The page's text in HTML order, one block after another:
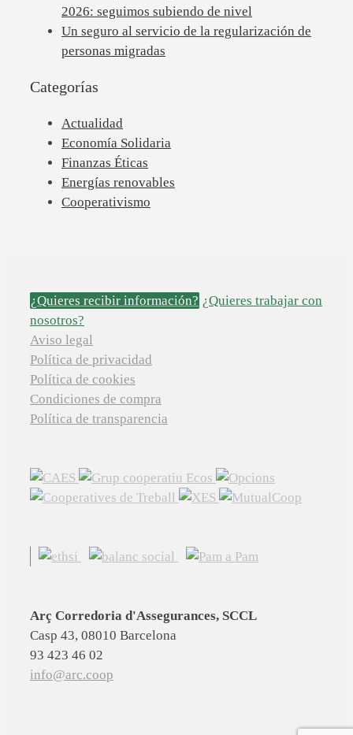
2026: seguimos subiendo de nivel
Un seguro al servicio de la regularización de
personas migradas
Categorías
Actualidad
Economía Solidaria
Finanzas Éticas
Energías renovables
Cooperativismo
¿Quieres recibir información? ¿Quieres trabajar con
nosotros?
Aviso legal
Política de privacidad
Política de cookies
Condiciones de compra
Política de transparencia
Arç Corredoria d'Assegurances, SCCL
Casp 43, 08010 Barcelona
93 423 46 02
info@arc.coop